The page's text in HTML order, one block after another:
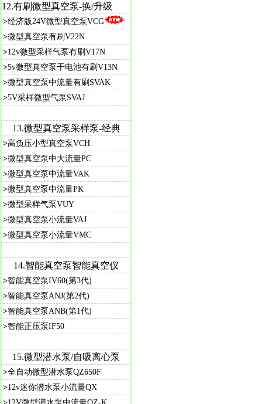
12.有刷微型真空泵-换/升级
>经济版24V微型真空泵VCG
>微型真空泵有刷V22N
>12v微型采样气泵有刷V17N
>5v微型真空泵干电池有刷V13N
>微型真空泵中流量有刷SVAK
>5V采样微型气泵SVAJ
13.微型真空泵采样泵-经典
>高负压小型真空泵VCH
>微型真空泵中大流量PC
>微型真空泵中流量VAK
>微型真空泵中流量PK
>微型采样气泵VUY
>微型真空泵小流量VAJ
>微型真空泵小流量VMC
14.智能真空泵智能真空仪
>智能真空泵IV60(第3代)
>智能真空泵ANJ(第2代)
>智能真空泵ANB(第1代)
>智能正压泵IF50
15.微型潜水泵/自吸离心泵
>全自动微型潜水泵QZ650F
>12v迷你潜水泵小流量QX